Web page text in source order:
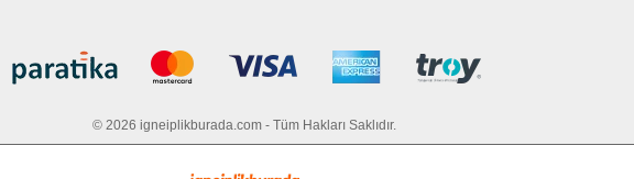
© 2026 igneiplikburada.com - Tüm Hakları Saklıdır.